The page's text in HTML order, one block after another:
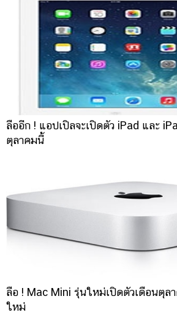
ลืออีก ! แอปเปิลจะเปิดตัว iPad และ
ตุลาคมนี้
ลือ ! Mac Mini รุ่นใหม่เปิดตัวเดือนตุล
ใหม่